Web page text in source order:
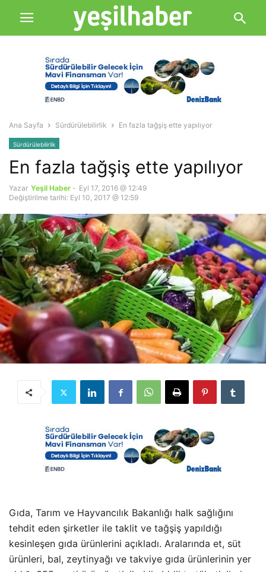
Ana Sayfa Sürdürülebilirlik En fazla tağşiş ette yapılıyor
Sürdürülebilirlik
En fazla tağşiş ette yapılıyor
Yazar Yeşil Haber - Eyl 17, 2016 @ 12:49
Değiştirilme tarihi: Eyl 10, 2017 @ 12:59
Gıda, Tarım ve Hayvancılık Bakanlığı halk sağlığını
tehdit eden şirketler ile taklit ve tağşiş yapıldığı
kesinleşen gıda ürünlerini açıkladı. Aralarında et, süt
ürünleri, bal, zeytinyağı ve takviye gıda ürünlerinin yer